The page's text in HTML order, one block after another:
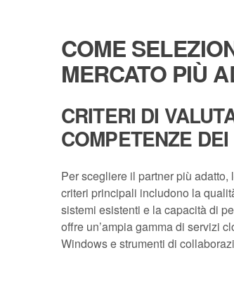
COME
MERCATO PIÙ
CRITERI DI
COMPETENZE
Per scegliere il partner più
criteri principali includono la
sistemi esistenti e la capacità di
offre un’ampia gamma di servizi
Windows e strumenti di